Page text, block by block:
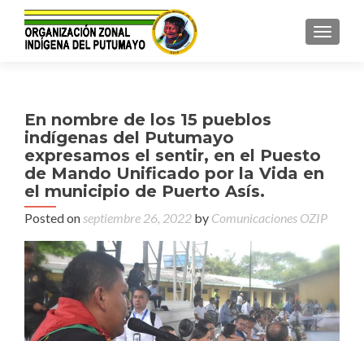
En nombre de los 15 pueblos
indígenas del Putumayo
expresamos el sentir, en el Puesto
de Mando Unificado por la Vida en
el municipio de Puerto Asís.
Posted onseptiembre 26, 2022 by Comunicaciones OZIP